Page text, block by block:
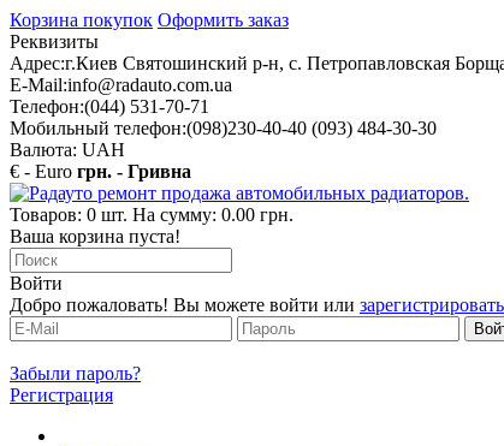
Корзина покупок Оформить заказ
Реквизиты
Адрес:г.Киев Святошинский р-н, с. Петропавловская
E-Mail:info@radauto.com.ua
Телефон:(044) 531-70-71
Мобильный телефон:(098)230-40-40 (093) 484-30-30
Валюта: UAH
€ - Euro грн. - Гривна
Товаров: 0 шт. На сумму: 0.00 грн.
Ваша корзина пуста!
Войти
Добро пожаловать! Вы можете войти или
Забыли пароль?
Регистрация